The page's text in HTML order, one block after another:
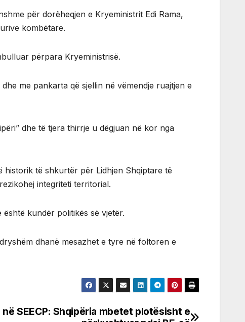
për dorëheqjen e Kryeministrit Edi Rama,
kombëtare.
përpara Kryeministrisë.
me pankarta që sjellin në vëmendje ruajtjen e
dhe të tjera thirrje u dëgjuan në kor nga
historik të shkurtër për Lidhjen Shqiptare të
integriteti territorial.
kundër politikës së vjetër.
dhanë mesazhet e tyre në foltoren e
SEECP: Shqipëria mbetet plotësisht e